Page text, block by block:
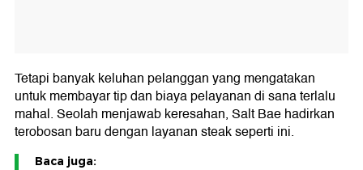
Tetapi banyak keluhan pelanggan yang mengatakan
untuk membayar tip dan biaya pelayanan di sana terlalu
mahal. Seolah menjawab keresahan, Salt Bae hadirkan
terobosan baru dengan layanan steak seperti ini.
Baca juga: